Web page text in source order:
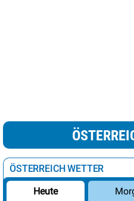
ÖSTERREICH WETTER
Heute